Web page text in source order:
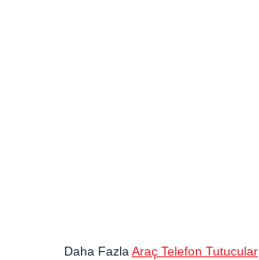
Daha Fazla Araç Telefon Tutucular